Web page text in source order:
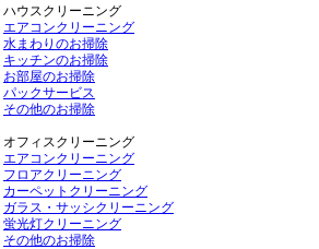
ハウスクリーニング
エアコンクリーニング
水まわりのお掃除
キッチンのお掃除
お部屋のお掃除
パックサービス
その他のお掃除
オフィスクリーニング
エアコンクリーニング
フロアクリーニング
カーペットクリーニング
ガラス・サッシクリーニング
蛍光灯クリーニング
その他のお掃除